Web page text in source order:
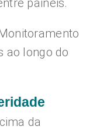
painéis.
ao longo do
da